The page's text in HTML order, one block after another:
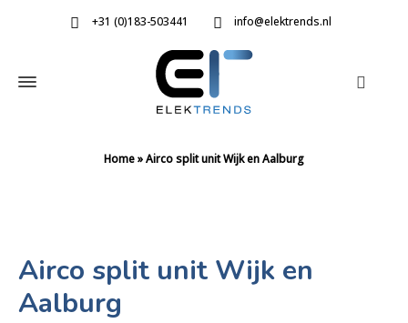
+31 (0)183-503441 info@elektrends.nl
Home»Airco split unit Wijk en Aalburg
Airco split unit Wijk en
Aalburg